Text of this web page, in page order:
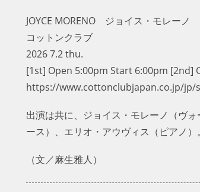
JOYCE MORENO ジョイス・モレーノ
コットンクラブ
2026 7.2 thu.
[1st] Open 5:00pm Start 6:00pm [2nd]
https://www.cottonclubjapan.co.jp/jp/
出演は共に、ジョイス・モレーノ（ヴ
ース）、エリオ・アウヴィス（ピアノ）。
（文／麻生雅人）